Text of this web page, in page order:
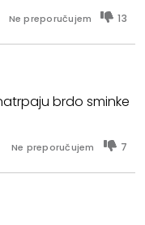
Ne preporučujem 13
brdo sminke
Ne preporučujem 7